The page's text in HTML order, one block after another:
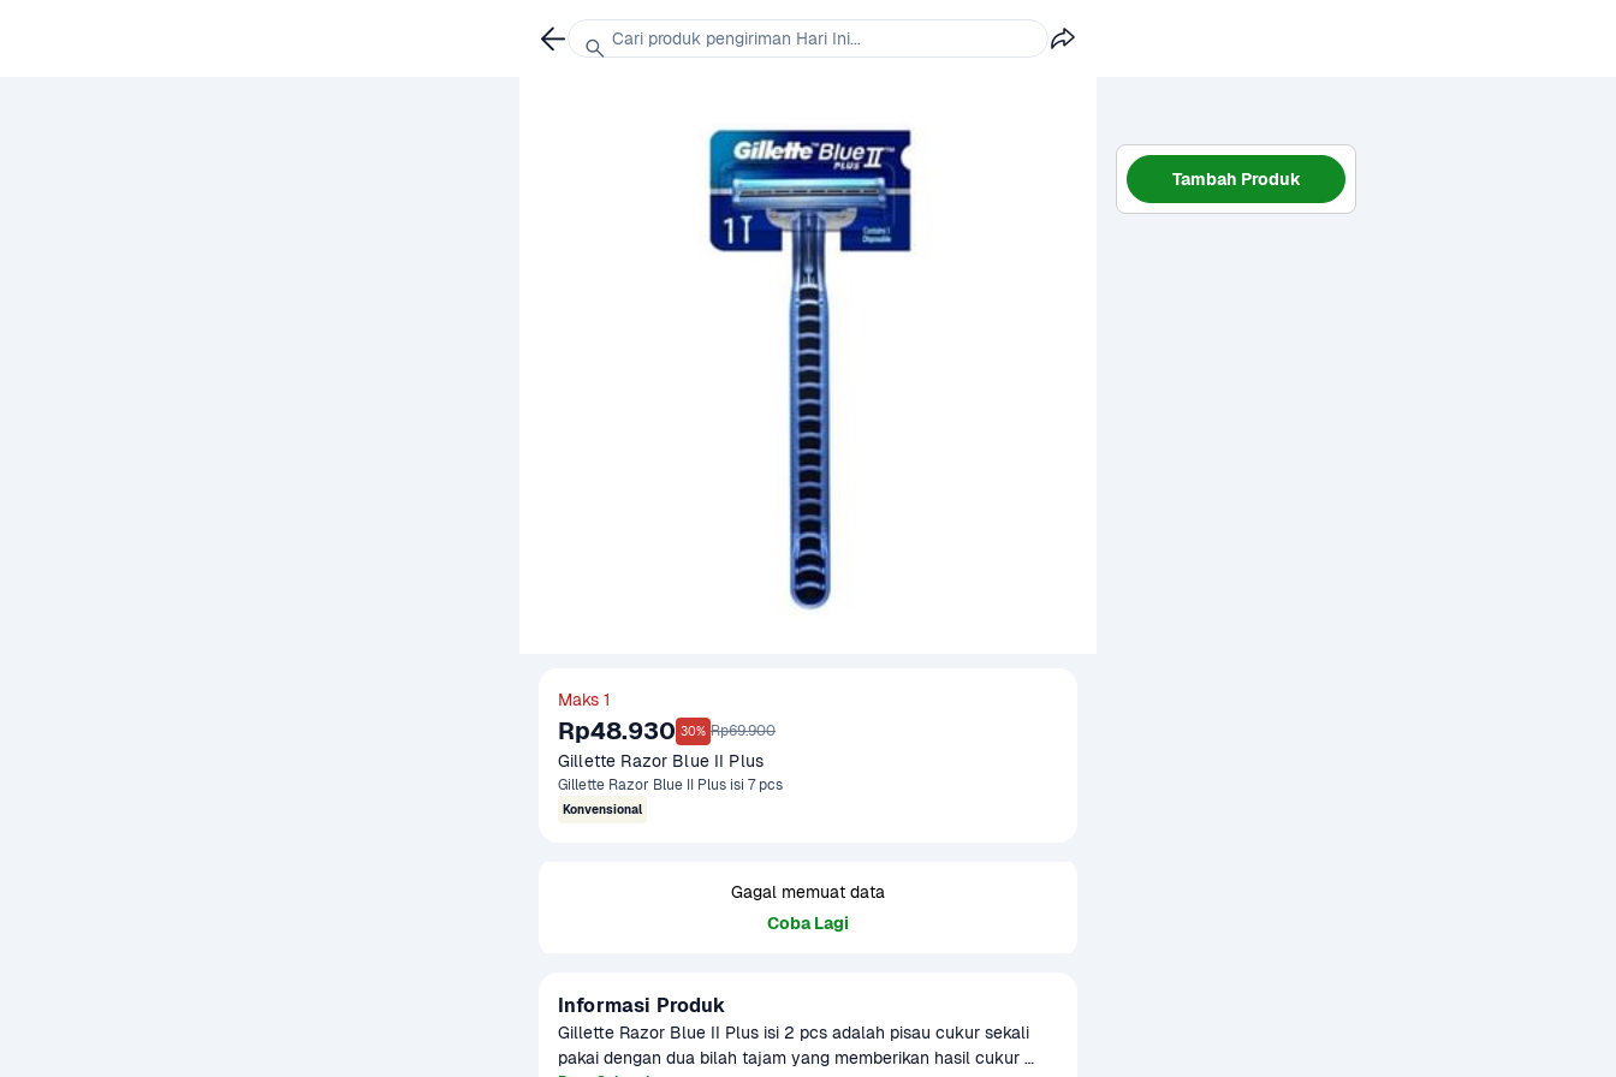
Maks 1
Rp48.930 30% Rp69.900
Gillette Razor Blue II Plus
Gillette Razor Blue II Plus isi 7 pcs
Konvensional
Gagal memuat data
Coba Lagi
Informasi Produk
Gillette Razor Blue II Plus isi 2 pcs adalah pisau cukur sekali
pakai dengan dua bilah tajam yang memberikan hasil cukur
Tambah Produk
Cari produk pengiriman Hari Ini...